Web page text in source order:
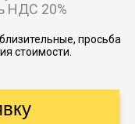
НДС 20%
просьба
стоимости.